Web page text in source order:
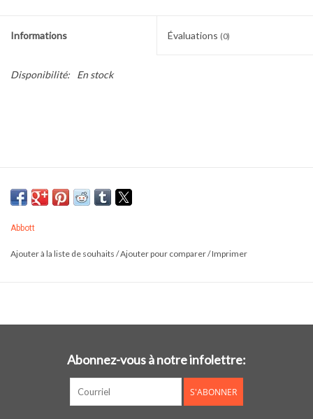
Informations Évaluations (0)
Disponibilité: En stock
Abbott
Ajouter à la liste de souhaits /Ajouter pour comparer/Imprimer
Abonnez-vous à notre infolettre:
S'ABONNER